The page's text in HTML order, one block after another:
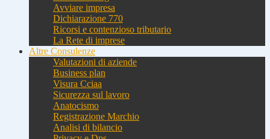
Avviare impresa
Dichiarazione 770
Ricorsi e contenzioso tributario
La Rete di imprese
Altre Consulenze
Valutazioni di aziende
Business plan
Visura Cciaa
Sicurezza sul lavoro
Anatocismo
Registrazione Marchio
Analisi di bilancio